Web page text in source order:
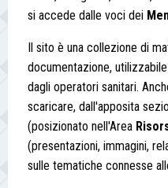
si accede dalle voci dei
Il sito è una collezione di
documentazione,
dagli operatori sanitari.
scaricare, dall'apposita
(posizionato nell'Area
(presentazioni, immagini,
sulle tematiche connesse